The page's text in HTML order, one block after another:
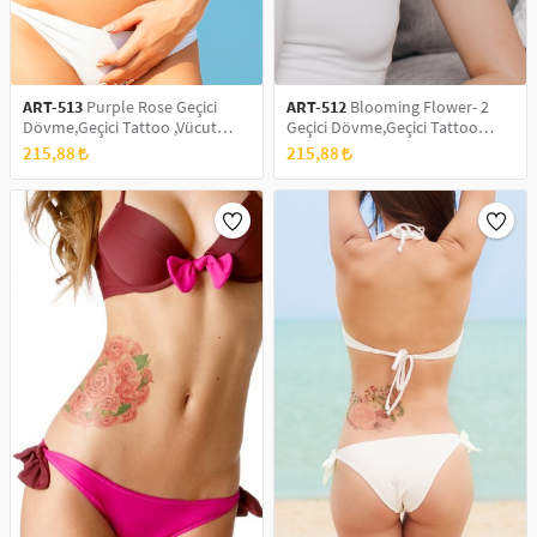
ART-513 Purple Rose Geçici
Dövme,Geçici Tattoo ,Vücut
Dövme,Kol Bilek Dövme,Boyun
Dövme,Sırt Dövme
215,88
ART-512 Blooming Flower- 2
Geçici Dövme,Geçici Tattoo
,Vücut Dövme,Kol Bilek
Dövme,Boyun Dövme,Sırt
Dövme
215,88